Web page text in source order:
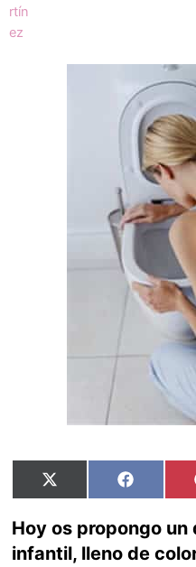
Compartir
en
X
(Twitter)
Compartir
en
Facebook
Hoy os propongo
infantil, lleno de